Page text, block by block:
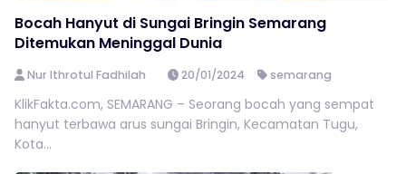
Bocah Hanyut di Sungai Bringin Semarang
Ditemukan Meninggal Dunia
Nur Ithrotul Fadhilah 20/01/2024 semarang
KlikFakta.com, SEMARANG – Seorang bocah yang sempat
hanyut terbawa arus sungai Bringin, Kecamatan Tugu,
Kota...